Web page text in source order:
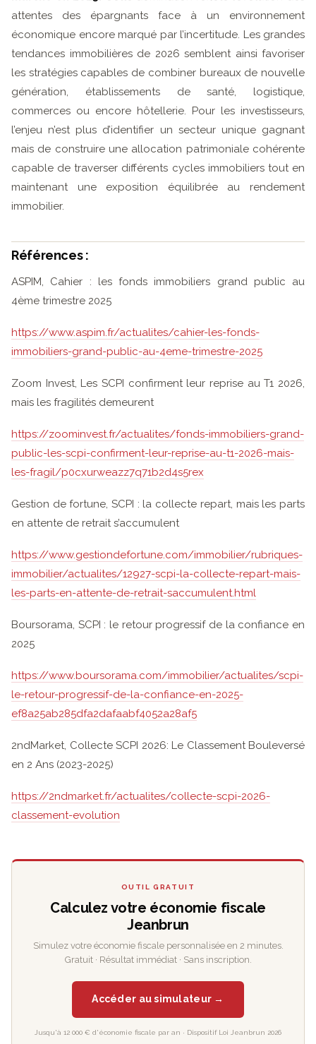
attentes des épargnants face à un environnement
économique encore marqué par l’incertitude. Les grandes
tendances immobilières de 2026 semblent ainsi favoriser
les stratégies capables de combiner bureaux de nouvelle
génération, établissements de santé, logistique,
commerces ou encore hôtellerie. Pour les investisseurs,
l’enjeu n’est plus d’identifier un secteur unique gagnant
mais de construire une allocation patrimoniale cohérente
capable de traverser différents cycles immobiliers tout en
maintenant une exposition équilibrée au rendement
immobilier.
Références :
ASPIM, Cahier : les fonds immobiliers grand public au
4ème trimestre 2025
https://www.aspim.fr/actualites/cahier-les-fonds-
immobiliers-grand-public-au-4eme-trimestre-2025
Zoom Invest, Les SCPI confirment leur reprise au T1 2026,
mais les fragilités demeurent
https://zoominvest.fr/actualites/fonds-immobiliers-grand-
public-les-scpi-confirment-leur-reprise-au-t1-2026-mais-
les-fragil/p0cxurweazz7q71b2d4s5rex
Gestion de fortune, SCPI : la collecte repart, mais les parts
en attente de retrait s’accumulent
https://www.gestiondefortune.com/immobilier/rubriques-
immobilier/actualites/12927-scpi-la-collecte-repart-mais-
les-parts-en-attente-de-retrait-saccumulent.html
Boursorama, SCPI : le retour progressif de la confiance en
2025
https://www.boursorama.com/immobilier/actualites/scpi-
le-retour-progressif-de-la-confiance-en-2025-
ef8a25ab285dfa2dafaabf4052a28af5
2ndMarket, Collecte SCPI 2026: Le Classement Bouleversé
en 2 Ans (2023-2025)
https://2ndmarket.fr/actualites/collecte-scpi-2026-
classement-evolution
OUTIL GRATUIT
Calculez votre économie fiscale
Jeanbrun
Simulez votre économie fiscale personnalisée en 2 minutes.
Gratuit · Résultat immédiat · Sans inscription.
Accéder au simulateur →
Jusqu'à 12 000 € d'économie fiscale par an · Dispositif Loi Jeanbrun 2026